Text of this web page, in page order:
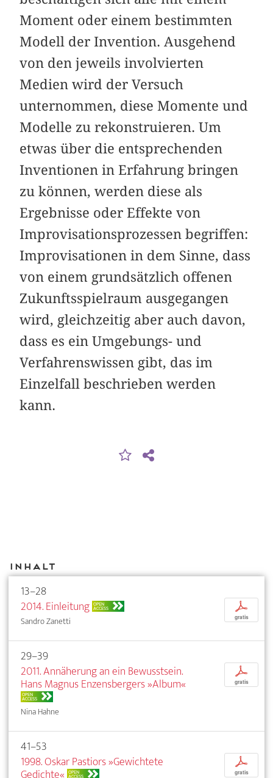
Moment oder einem bestimmten
Modell der Invention. Ausgehend
von den jeweils involvierten
Medien wird der Versuch
unternommen, diese Momente und
Modelle zu rekonstruieren. Um
etwas über die entsprechenden
Inventionen in Erfahrung bringen
zu können, werden diese als
Ergebnisse oder Effekte von
Improvisationsprozessen begriffen:
Improvisationen in dem Sinne, dass
von einem grundsätzlich offenen
Zukunftsspielraum ausgegangen
wird, gleichzeitig aber auch davon,
dass es ein Umgebungs- und
Verfahrenswissen gibt, das im
Einzelfall beschrieben werden
kann.
Inhalt
13–28
2014. Einleitung OPEN
ACCESS
Sandro Zanetti
p
gratis
29–39
2011. Annäherung an ein Bewusstsein.
Hans Magnus Enzensbergers »Album«
OPEN
ACCESS
Nina Hahne
p
gratis
41–53
1998. Oskar Pastiors »Gewichtete
OPEN
p
gratis